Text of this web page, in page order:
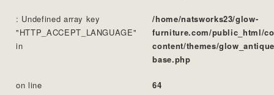
: Undefined array key
"HTTP_ACCEPT_LANGUAGE"
in
/home/natsworks23/glow-
furniture.com/public_html/
content/themes/
base.php
on line 64